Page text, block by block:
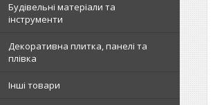
Будівельні матеріали та
інструменти
Декоративна плитка, панелі та
плівка
Інші товари